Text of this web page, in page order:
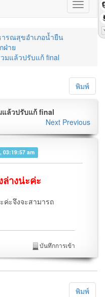
รณสุขอำเภอน้ำยืน
ฝ่าย
มแล้วปรับแก้ final
พิมพ์
ล้วปรับแก้ final
Next Previous
03:19:57 am
างน่ะค่ะ
ค่ะจึงจะสามารถ
บันทึกการเข้า
พิมพ์